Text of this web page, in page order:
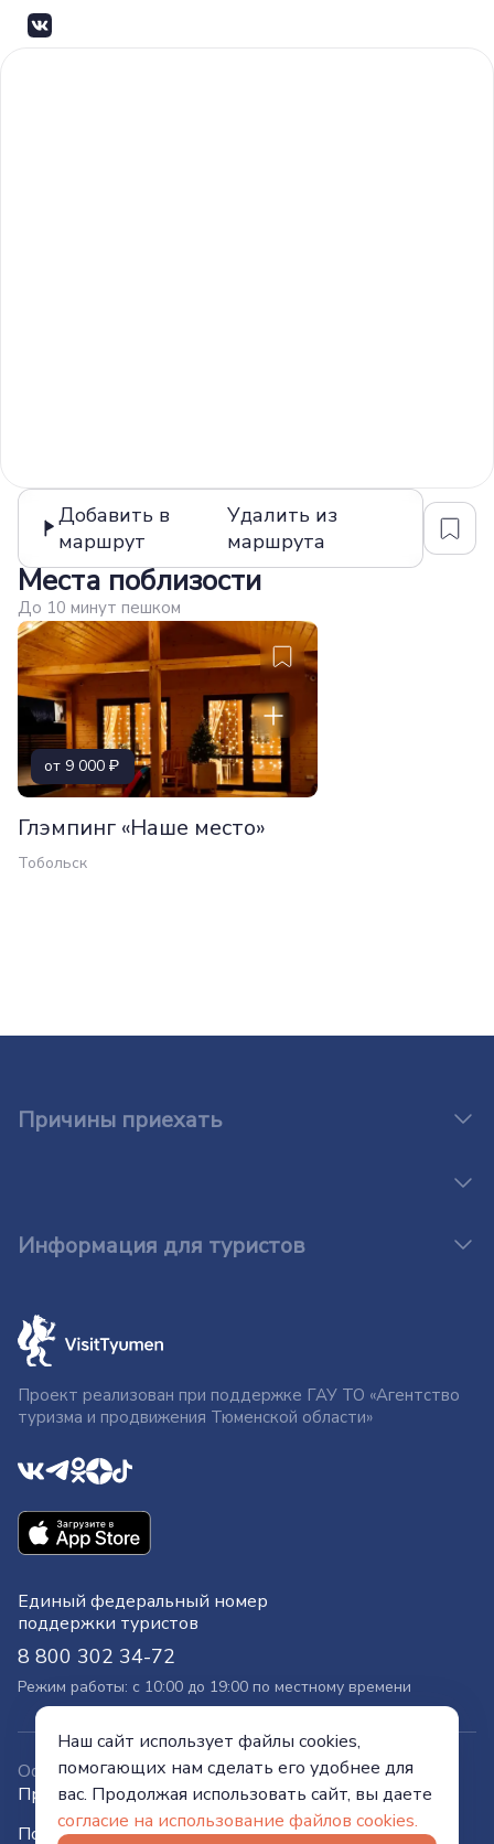
Добавить в
маршрут
Удалить из
маршрута
Места поблизости
До 10 минут пешком
от 9 000
Глэмпинг «Наше место»
Тобольск
Причины приехать
Информация для туристов
Проект реализован при поддержке ГАУ ТО «Агентство
туризма и продвижения Тюменской области»
Единый федеральный номер
поддержки туристов
8 800 302 34-72
Режим работы: с 10:00 до 19:00 по местному времени
Официальный сайт
Правительства Тюменской области
Политика конфиденциальности
Наш сайт использует файлы cookies,
помогающих нам сделать его удобнее для
вас. Продолжая использовать сайт, вы даете
согласие на использование файлов cookies.